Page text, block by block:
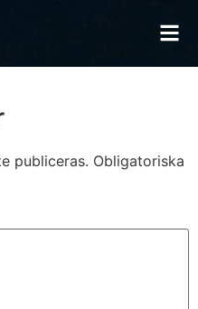
publiceras. Obligatoriska